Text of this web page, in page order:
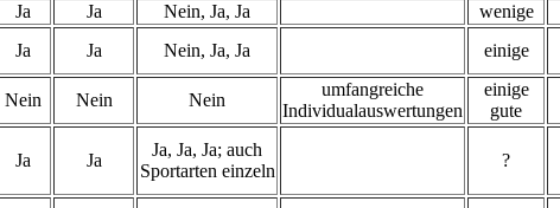
Ja Ja Nein, Ja, Ja wenige
Ja Ja Nein, Ja, Ja einige
Nein Nein Nein
umfangreiche
Individualauswertungen
einige
gute
Ja Ja
Ja, Ja, Ja; auch
Sportarten einzeln
?